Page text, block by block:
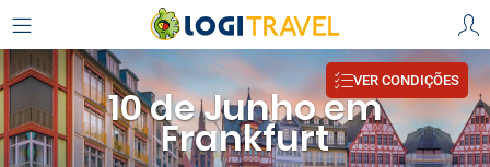
10 de Junho em
Frankfurt
VER CONDIÇÕES